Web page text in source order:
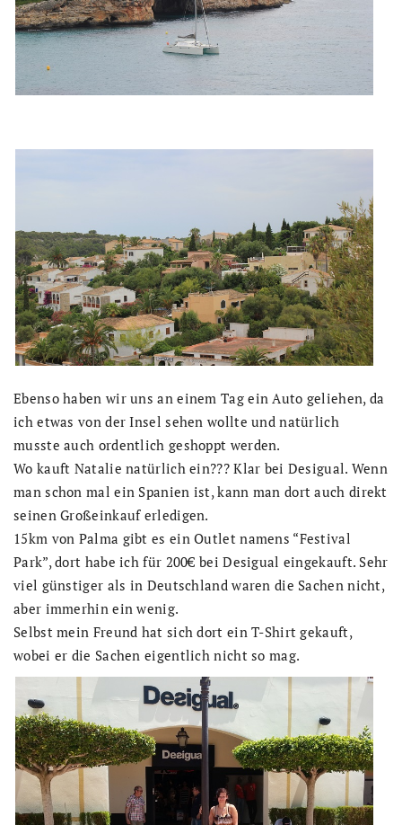
Ebenso haben wir uns an einem Tag ein Auto geliehen, da
ich etwas von der Insel sehen wollte und natürlich
musste auch ordentlich geshoppt werden.
Wo kauft Natalie natürlich ein??? Klar bei Desigual. Wenn
man schon mal ein Spanien ist, kann man dort auch direkt
seinen Großeinkauf erledigen.
15km von Palma gibt es ein Outlet namens “Festival
Park”, dort habe ich für 200€ bei Desigual eingekauft. Sehr
viel günstiger als in Deutschland waren die Sachen nicht,
aber immerhin ein wenig.
Selbst mein Freund hat sich dort ein T-Shirt gekauft,
wobei er die Sachen eigentlich nicht so mag.